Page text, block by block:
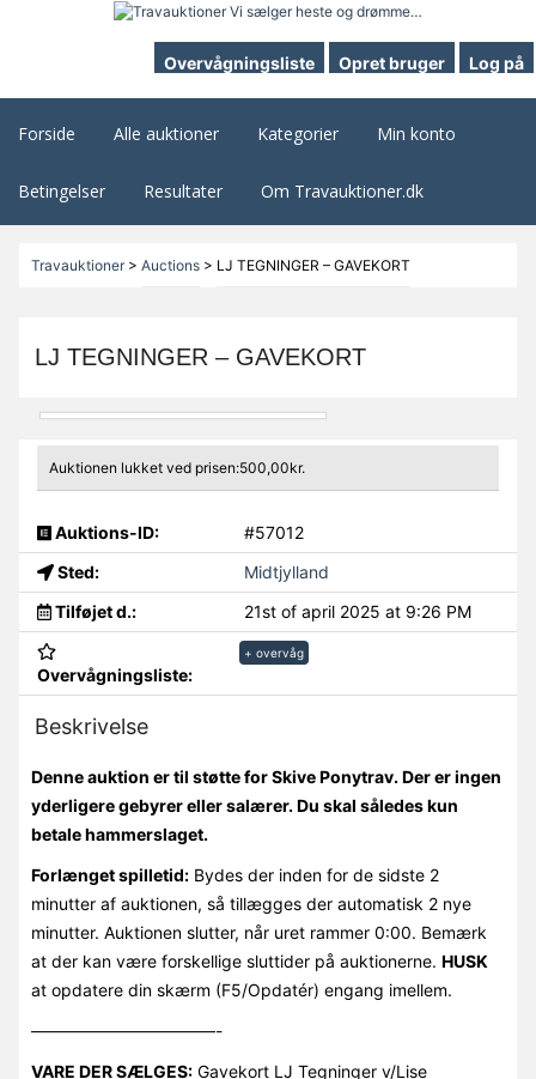
Overvågningsliste Opret bruger Log på
Forside Alle auktioner Kategorier Min konto
Betingelser Resultater Om Travauktioner.dk
Travauktioner> Auctions> LJ TEGNINGER – GAVEKORT
LJ TEGNINGER – GAVEKORT
Auktionen lukket ved prisen:500,00kr.
Auktions-ID:
#57012
Sted:
Midtjylland
Tilføjet d.:
21st of april 2025 at 9:26 PM
Overvågningsliste:
+ overvåg
Beskrivelse
Denne auktion er til støtte for Skive Ponytrav. Der er ingen
yderligere gebyrer eller salærer. Du skal således kun
betale hammerslaget.
Forlænget spilletid:Bydes der inden for de sidste 2
minutter af auktionen, så tillægges der automatisk 2 nye
minutter. Auktionen slutter, når uret rammer 0:00. Bemærk
at der kan være forskellige sluttider på auktionerne. HUSK
at opdatere din skærm (F5/Opdatér) engang imellem.
———————————-
VARE DER SÆLGES:Gavekort LJ Tegninger v/Lise